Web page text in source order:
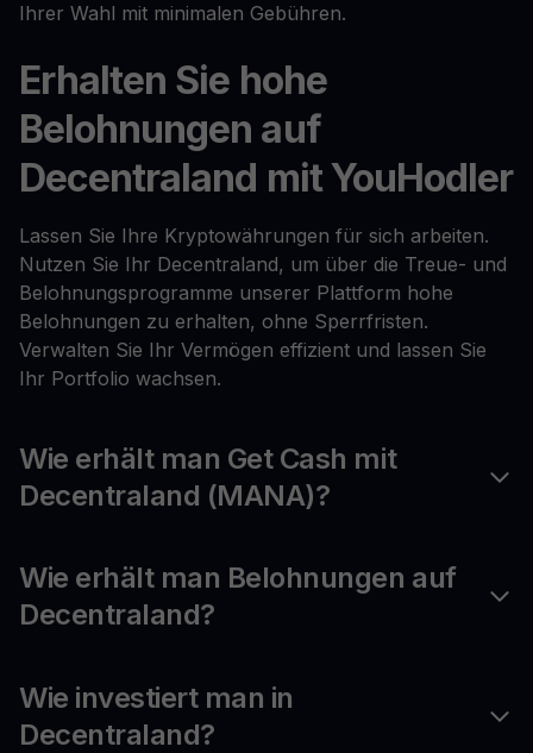
Ihrer Wahl mit minimalen Gebühren.
Erhalten Sie hohe
Belohnungen auf
Decentraland mit YouHodler
Lassen Sie Ihre Kryptowährungen für sich arbeiten.
Nutzen Sie Ihr Decentraland, um über die Treue- und
Belohnungsprogramme unserer Plattform hohe
Belohnungen zu erhalten, ohne Sperrfristen.
Verwalten Sie Ihr Vermögen effizient und lassen Sie
Ihr Portfolio wachsen.
Wie erhält man Get Cash mit
Decentraland (MANA)?
Wie erhält man Belohnungen auf
Decentraland?
Wie investiert man in
Decentraland?